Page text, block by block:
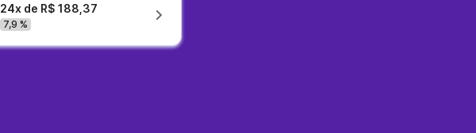
24x de R$ 188,37
7,9 %